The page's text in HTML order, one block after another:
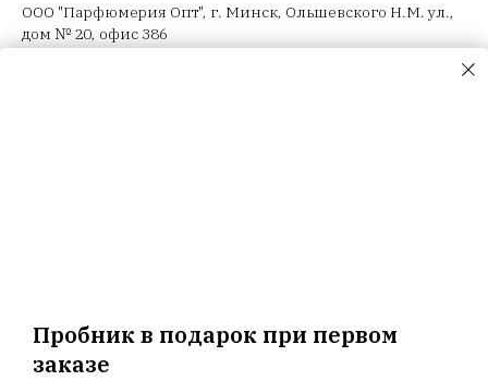
Пробник в подарок при первом
заказе
ООО "Парфюмерия Опт", г. Минск, Ольшевского Н.М. ул.,
дом № 20, офис 386